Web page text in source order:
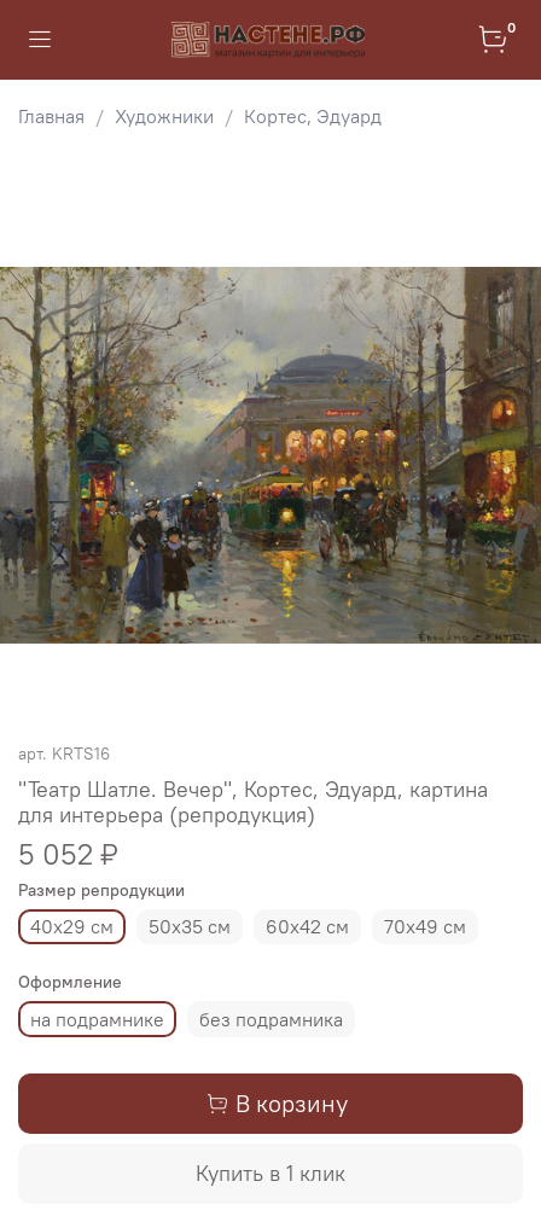
0
Главная Художники Кортес, Эдуард
арт. KRTS16
"Театр Шатле. Вечер", Кортес, Эдуард, картина
для интерьера (репродукция)
5 052 ₽
Размер репродукции
40х29 см 50х35 см 60х42 см 70х49 см
Оформление
на подрамнике без подрамника
В корзину
Купить в 1 клик